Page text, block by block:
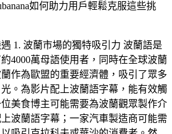
如何助力用戶輕鬆克服這些挑
1. 波蘭市場的獨特吸引力 波蘭語是
4000萬母語使用者，同時在全球波蘭
作為歐盟的重要經濟體，吸引了眾多
。為影片配上波蘭語字幕，能有效觸
美食博主可能需要為波蘭觀眾製作介
波蘭語字幕；一家汽車製造商可能需